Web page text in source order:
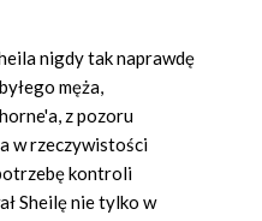
nigdy tak naprawdę
męża,
z pozoru
w rzeczywistości
kontroli
Sheilę nie tylko w